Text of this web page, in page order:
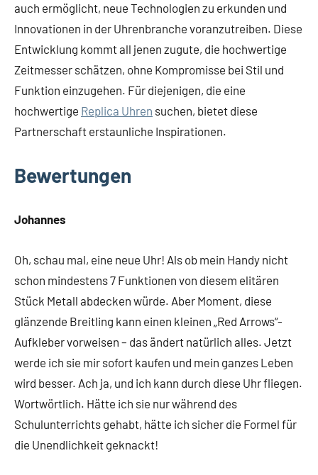
auch ermöglicht, neue Technologien zu erkunden und
Innovationen in der Uhrenbranche voranzutreiben. Diese
Entwicklung kommt all jenen zugute, die hochwertige
Zeitmesser schätzen, ohne Kompromisse bei Stil und
Funktion einzugehen. Für diejenigen, die eine
hochwertige Replica Uhren suchen, bietet diese
Partnerschaft erstaunliche Inspirationen.
Bewertungen
Johannes
Oh, schau mal, eine neue Uhr! Als ob mein Handy nicht
schon mindestens 7 Funktionen von diesem elitären
Stück Metall abdecken würde. Aber Moment, diese
glänzende Breitling kann einen kleinen „Red Arrows“-
Aufkleber vorweisen – das ändert natürlich alles. Jetzt
werde ich sie mir sofort kaufen und mein ganzes Leben
wird besser. Ach ja, und ich kann durch diese Uhr fliegen.
Wortwörtlich. Hätte ich sie nur während des
Schulunterrichts gehabt, hätte ich sicher die Formel für
die Unendlichkeit geknackt!